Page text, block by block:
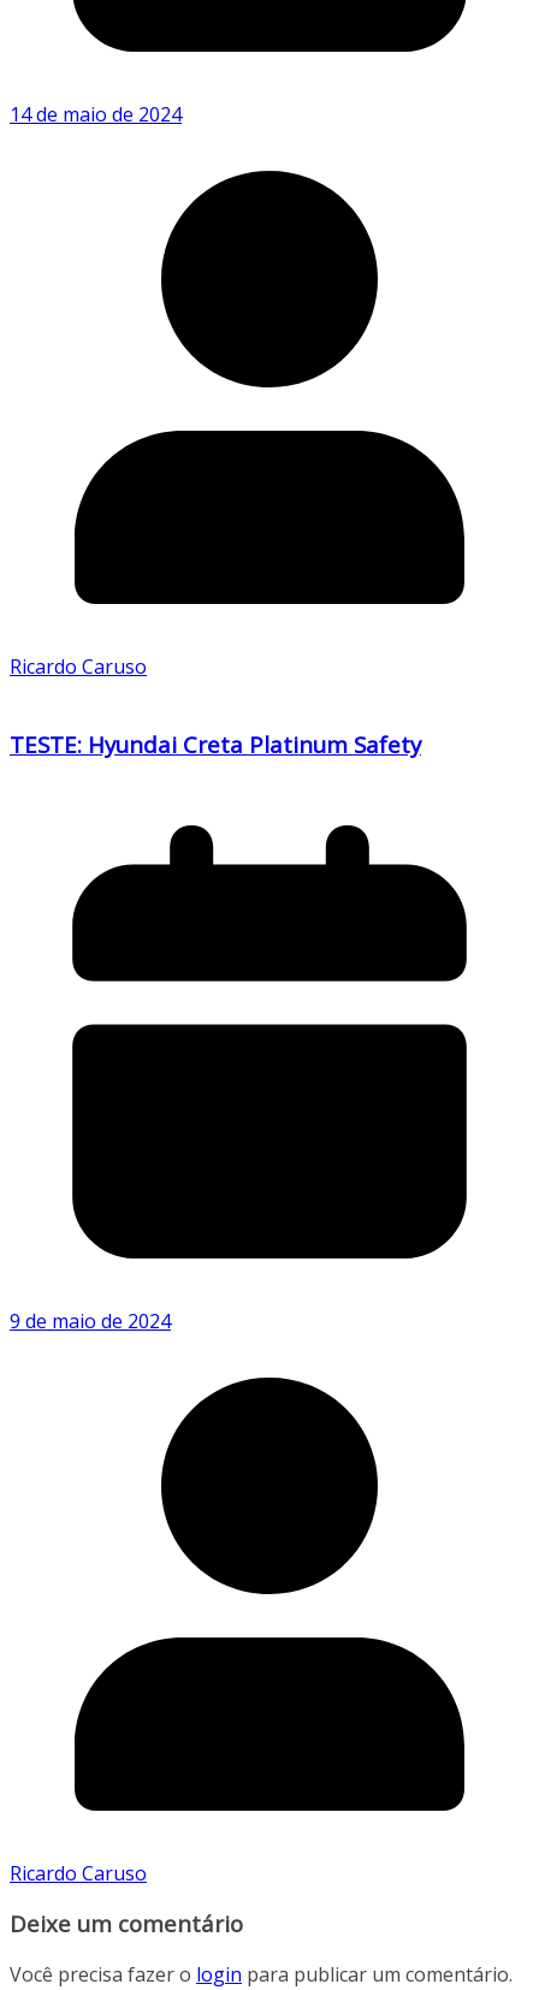
14 de maio de 2024
Ricardo Caruso
TESTE: Hyundai Creta Platinum Safety
9 de maio de 2024
Ricardo Caruso
Deixe um comentário
Você precisa fazer o login para publicar um comentário.